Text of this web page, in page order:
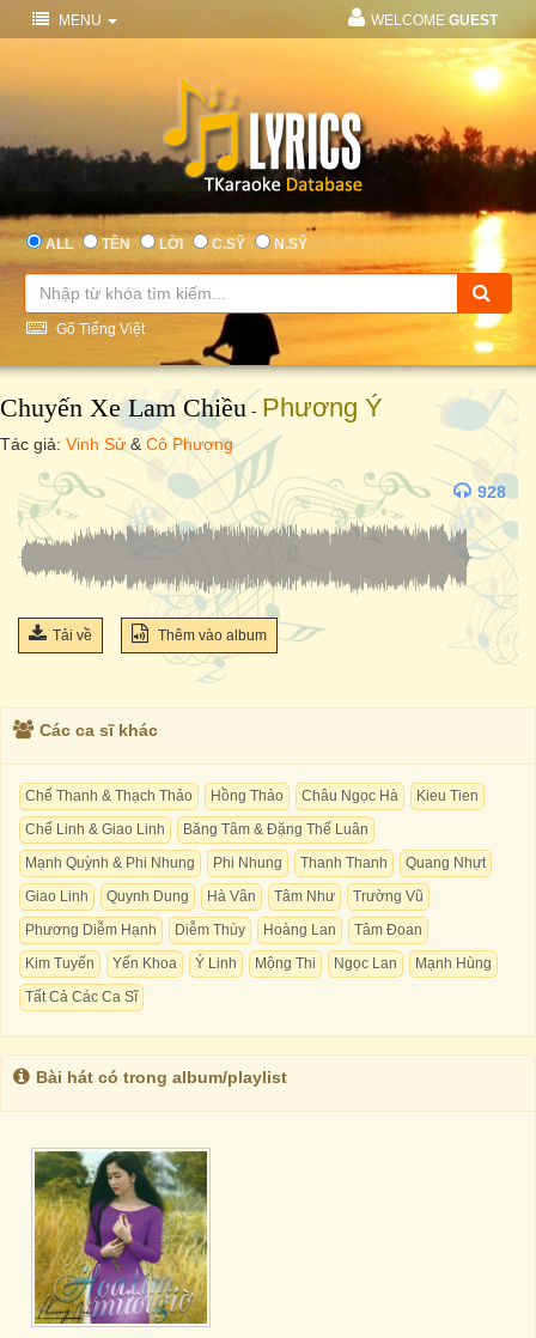
MENU WELCOME GUEST
ALL TÊN LỜI C.SỸ N.SỸ
Gõ Tiếng Việt
Chuyến Xe Lam Chiều - Phương Ý
Tác giả: Vinh Sử & Cô Phượng
928
Tải về Thêm vào album
Các ca sĩ khác
Chế Thanh & Thạch Thảo Hồng Thảo Châu Ngọc Hà
Kieu Tien
Chế Linh & Giao Linh
Băng Tâm & Đặng Thế Luân
Mạnh Quỳnh & Phi Nhung
Phi Nhung Thanh Thanh
Quang Nhựt
Giao Linh
Quynh Dung Hà Vân Tâm Như
Trường Vũ
Phương Diễm Hạnh
Diễm Thùy Hoàng Lan
Tâm Đoan
Kim Tuyến
Yến Khoa Ý Linh Mộng Thi Ngọc Lan
Mạnh Hùng
Tất Cả Các Ca Sĩ
Bài hát có trong album/playlist